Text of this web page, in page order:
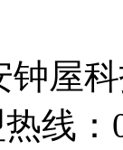
钟屋
线：